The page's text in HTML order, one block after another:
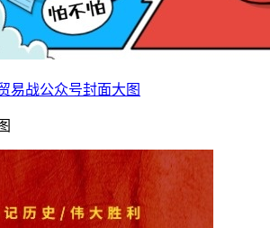
易战公众号封面大图